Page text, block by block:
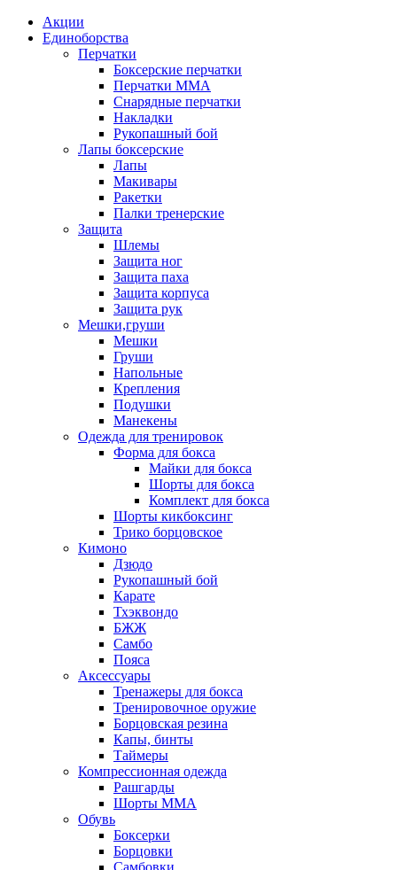
Акции
Единоборства
Перчатки
Боксерские перчатки
Перчатки ММА
Снарядные перчатки
Накладки
Рукопашный бой
Лапы боксерские
Лапы
Макивары
Ракетки
Палки тренерские
Защита
Шлемы
Защита ног
Защита паха
Защита корпуса
Защита рук
Мешки,груши
Мешки
Груши
Напольные
Крепления
Подушки
Манекены
Одежда для тренировок
Форма для бокса
Майки для бокса
Шорты для бокса
Комплект для бокса
Шорты кикбоксинг
Трико борцовское
Кимоно
Дзюдо
Рукопашный бой
Карате
Тхэквондо
БЖЖ
Самбо
Пояса
Аксессуары
Тренажеры для бокса
Тренировочное оружие
Борцовская резина
Капы, бинты
Таймеры
Компрессионная одежда
Рашгарды
Шорты MMA
Обувь
Боксерки
Борцовки
Самбовки